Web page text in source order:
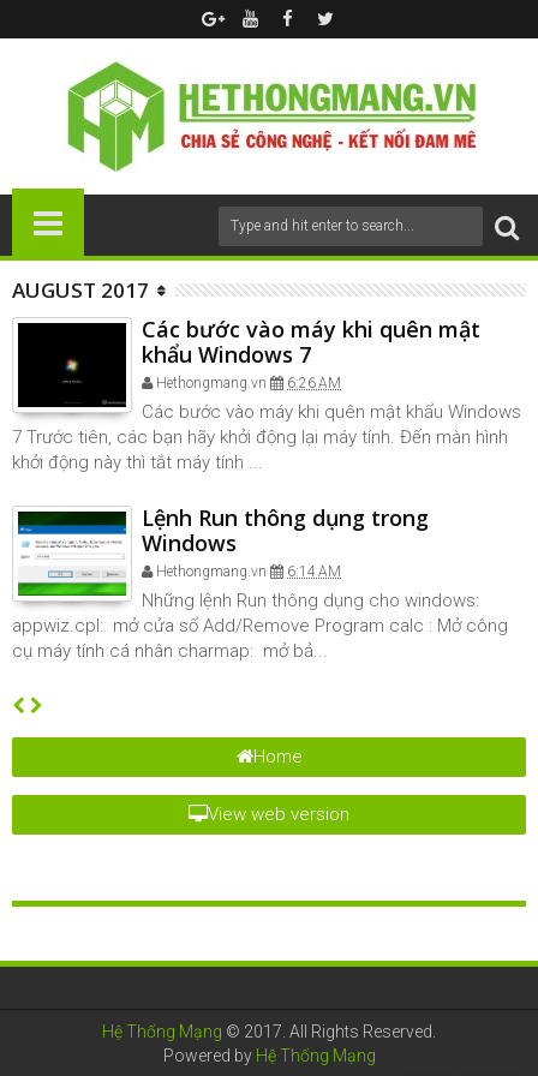
AUGUST 2017
Các bước vào máy khi quên mật
khẩu Windows 7
Hethongmang.vn 6:26 AM
Các bước vào máy khi quên mật khẩu Windows
7 Trước tiên, các bạn hãy khởi động lại máy tính. Đến màn hình
khởi động này thì tắt máy tính ...
Lệnh Run thông dụng trong
Windows
Hethongmang.vn 6:14 AM
Những lệnh Run thông dụng cho windows:
appwiz.cpl: mở cửa sổ Add/Remove Program calc : Mở công
cụ máy tính cá nhân charmap: mở bả...
Home
View web version
Hệ Thống Mạng © 2017. All Rights Reserved.
Powered by Hệ Thống Mạng